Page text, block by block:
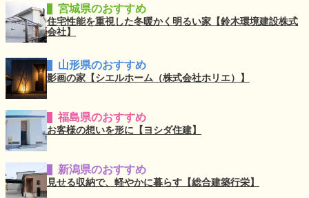
宮城県のおすすめ
住宅性能を重視した冬暖かく明るい家【鈴木環境建設株式
会社】
山形県のおすすめ
影画の家【シエルホーム（株式会社ホリエ）】
福島県のおすすめ
お客様の想いを形に【ヨシダ住建】
新潟県のおすすめ
見せる収納で、軽やかに暮らす【総合建築行栄】